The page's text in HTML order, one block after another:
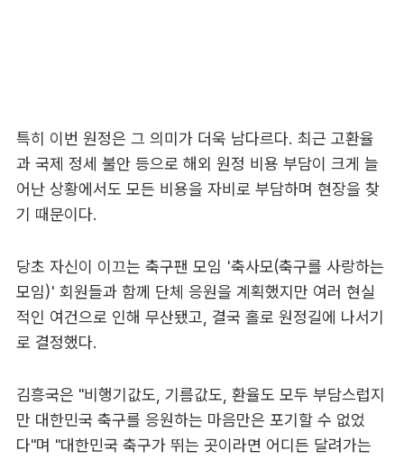
특히 이번 원정은 그 의미가 더욱 남다르다. 최근 고환율
과 국제 정세 불안 등으로 해외 원정 비용 부담이 크게 늘
어난 상황에서도 모든 비용을 자비로 부담하며 현장을 찾
기 때문이다.
당초 자신이 이끄는 축구팬 모임 '축사모(축구를 사랑하는
모임)' 회원들과 함께 단체 응원을 계획했지만 여러 현실
적인 여건으로 인해 무산됐고, 결국 홀로 원정길에 나서기
로 결정했다.
김흥국은 "비행기값도, 기름값도, 환율도 모두 부담스럽지
만 대한민국 축구를 응원하는 마음만은 포기할 수 없었
다"며 "대한민국 축구가 뛰는 곳이라면 어디든 달려가는